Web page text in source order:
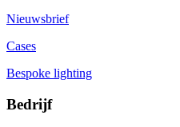
Nieuwsbrief
Cases
Bespoke lighting
Bedrijf